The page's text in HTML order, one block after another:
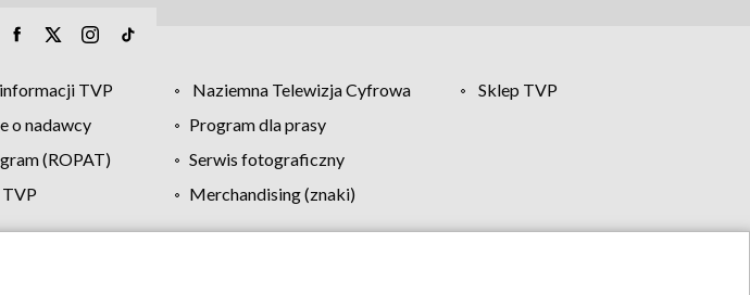
TVP Naziemna Telewizja Cyfrowa
Sklep TVP
o nadawcy
Program dla prasy
(ROPAT)
Serwis fotograficzny
Merchandising (znaki)